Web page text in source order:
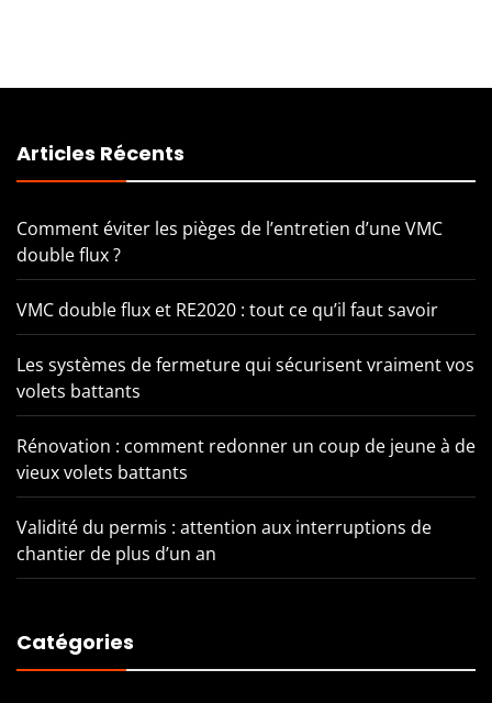
Articles Récents
Comment éviter les pièges de l’entretien d’une VMC
double flux ?
VMC double flux et RE2020 : tout ce qu’il faut savoir
Les systèmes de fermeture qui sécurisent vraiment vos
volets battants
Rénovation : comment redonner un coup de jeune à de
vieux volets battants
Validité du permis : attention aux interruptions de
chantier de plus d’un an
Catégories